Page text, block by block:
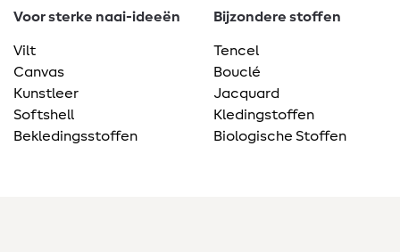
Voor sterke naai-ideeën
Vilt
Canvas
Kunstleer
Softshell
Bekledingsstoffen
Bijzondere stoffen
Tencel
Bouclé
Jacquard
Kledingstoffen
Biologische Stoffen